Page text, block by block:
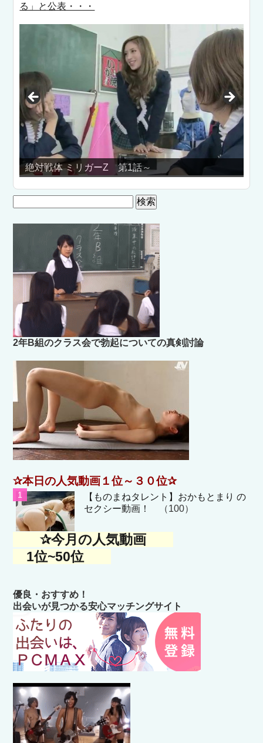
る」と公表・・・
絶対戦体 ミリガーZ 第1話～
2年B組のクラス会で勃起についての真剣討論
✰本日の人気動画１位～３０位✰
【ものまねタレント】おかもとまり の
セクシー動画！
（100）
✰今月の人気動画
1位~50位
優良・おすすめ！
出会いが見つかる安心マッチングサイト